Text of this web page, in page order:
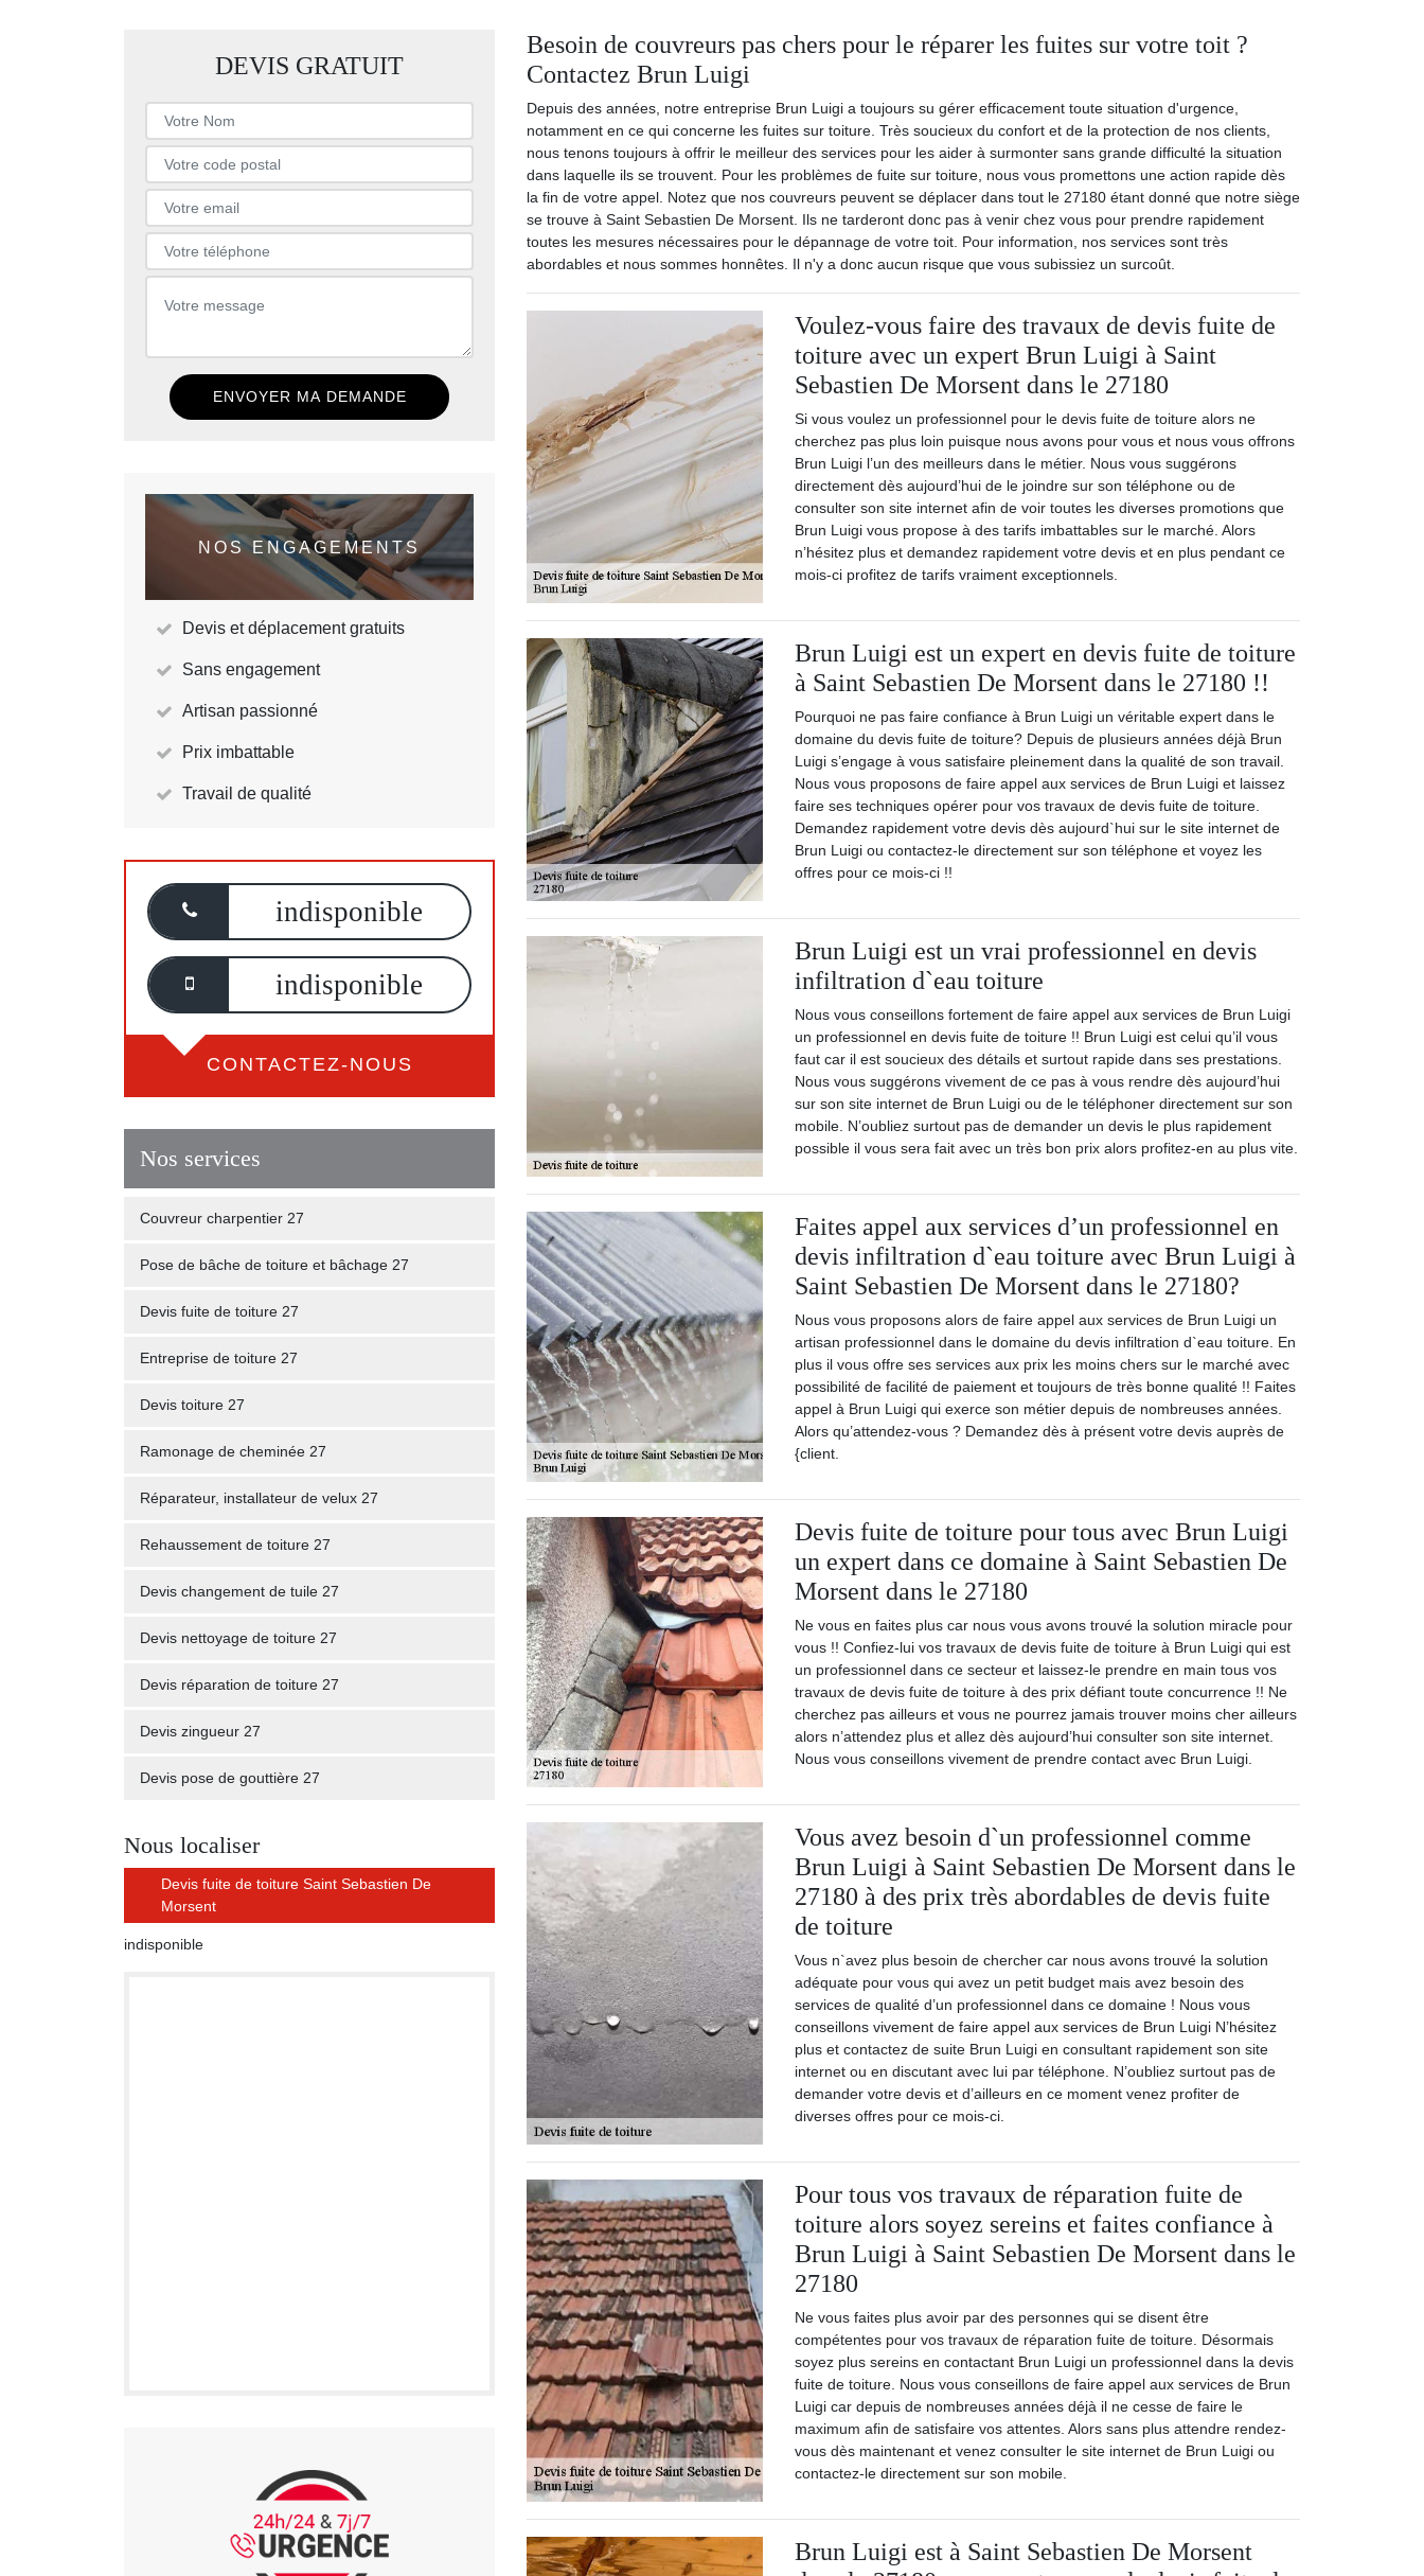
DEVIS GRATUIT
NOS ENGAGEMENTS
Devis et déplacement gratuits
Sans engagement
Artisan passionné
Prix imbattable
Travail de qualité
indisponible
indisponible
CONTACTEZ-NOUS
Nos services
Couvreur charpentier 27
Pose de bâche de toiture et bâchage 27
Devis fuite de toiture 27
Entreprise de toiture 27
Devis toiture 27
Ramonage de cheminée 27
Réparateur, installateur de velux 27
Rehaussement de toiture 27
Devis changement de tuile 27
Devis nettoyage de toiture 27
Devis réparation de toiture 27
Devis zingueur 27
Devis pose de gouttière 27
Nous localiser
Devis fuite de toiture Saint Sebastien De
Morsent
indisponible
Besoin de couvreurs pas chers pour le réparer les fuites sur votre toit ?
Contactez Brun Luigi
Depuis des années, notre entreprise Brun Luigi a toujours su gérer efficacement toute situation d'urgence,
notamment en ce qui concerne les fuites sur toiture. Très soucieux du confort et de la protection de nos clients,
nous tenons toujours à offrir le meilleur des services pour les aider à surmonter sans grande difficulté la situation
dans laquelle ils se trouvent. Pour les problèmes de fuite sur toiture, nous vous promettons une action rapide dès
la fin de votre appel. Notez que nos couvreurs peuvent se déplacer dans tout le 27180 étant donné que notre siège
se trouve à Saint Sebastien De Morsent. Ils ne tarderont donc pas à venir chez vous pour prendre rapidement
toutes les mesures nécessaires pour le dépannage de votre toit. Pour information, nos services sont très
abordables et nous sommes honnêtes. Il n'y a donc aucun risque que vous subissiez un surcoût.
Voulez-vous faire des travaux de devis fuite de
toiture avec un expert Brun Luigi à Saint
Sebastien De Morsent dans le 27180
Si vous voulez un professionnel pour le devis fuite de toiture alors ne
cherchez pas plus loin puisque nous avons pour vous et nous vous offrons
Brun Luigi l’un des meilleurs dans le métier. Nous vous suggérons
directement dès aujourd’hui de le joindre sur son téléphone ou de
consulter son site internet afin de voir toutes les diverses promotions que
Brun Luigi vous propose à des tarifs imbattables sur le marché. Alors
n’hésitez plus et demandez rapidement votre devis et en plus pendant ce
mois-ci profitez de tarifs vraiment exceptionnels.
Brun Luigi est un expert en devis fuite de toiture
à Saint Sebastien De Morsent dans le 27180 !!
Pourquoi ne pas faire confiance à Brun Luigi un véritable expert dans le
domaine du devis fuite de toiture? Depuis de plusieurs années déjà Brun
Luigi s’engage à vous satisfaire pleinement dans la qualité de son travail.
Nous vous proposons de faire appel aux services de Brun Luigi et laissez
faire ses techniques opérer pour vos travaux de devis fuite de toiture.
Demandez rapidement votre devis dès aujourd`hui sur le site internet de
Brun Luigi ou contactez-le directement sur son téléphone et voyez les
offres pour ce mois-ci !!
Brun Luigi est un vrai professionnel en devis
infiltration d`eau toiture
Nous vous conseillons fortement de faire appel aux services de Brun Luigi
un professionnel en devis fuite de toiture !! Brun Luigi est celui qu’il vous
faut car il est soucieux des détails et surtout rapide dans ses prestations.
Nous vous suggérons vivement de ce pas à vous rendre dès aujourd’hui
sur son site internet de Brun Luigi ou de le téléphoner directement sur son
mobile. N’oubliez surtout pas de demander un devis le plus rapidement
possible il vous sera fait avec un très bon prix alors profitez-en au plus vite.
Faites appel aux services d’un professionnel en
devis infiltration d`eau toiture avec Brun Luigi à
Saint Sebastien De Morsent dans le 27180?
Nous vous proposons alors de faire appel aux services de Brun Luigi un
artisan professionnel dans le domaine du devis infiltration d`eau toiture. En
plus il vous offre ses services aux prix les moins chers sur le marché avec
possibilité de facilité de paiement et toujours de très bonne qualité !! Faites
appel à Brun Luigi qui exerce son métier depuis de nombreuses années.
Alors qu’attendez-vous ? Demandez dès à présent votre devis auprès de
{client.
Devis fuite de toiture pour tous avec Brun Luigi
un expert dans ce domaine à Saint Sebastien De
Morsent dans le 27180
Ne vous en faites plus car nous vous avons trouvé la solution miracle pour
vous !! Confiez-lui vos travaux de devis fuite de toiture à Brun Luigi qui est
un professionnel dans ce secteur et laissez-le prendre en main tous vos
travaux de devis fuite de toiture à des prix défiant toute concurrence !! Ne
cherchez pas ailleurs et vous ne pourrez jamais trouver moins cher ailleurs
alors n’attendez plus et allez dès aujourd’hui consulter son site internet.
Nous vous conseillons vivement de prendre contact avec Brun Luigi.
Vous avez besoin d`un professionnel comme
Brun Luigi à Saint Sebastien De Morsent dans le
27180 à des prix très abordables de devis fuite
de toiture
Vous n`avez plus besoin de chercher car nous avons trouvé la solution
adéquate pour vous qui avez un petit budget mais avez besoin des
services de qualité d’un professionnel dans ce domaine ! Nous vous
conseillons vivement de faire appel aux services de Brun Luigi N’hésitez
plus et contactez de suite Brun Luigi en consultant rapidement son site
internet ou en discutant avec lui par téléphone. N’oubliez surtout pas de
demander votre devis et d’ailleurs en ce moment venez profiter de
diverses offres pour ce mois-ci.
Pour tous vos travaux de réparation fuite de
toiture alors soyez sereins et faites confiance à
Brun Luigi à Saint Sebastien De Morsent dans le
27180
Ne vous faites plus avoir par des personnes qui se disent être
compétentes pour vos travaux de réparation fuite de toiture. Désormais
soyez plus sereins en contactant Brun Luigi un professionnel dans la devis
fuite de toiture. Nous vous conseillons de faire appel aux services de Brun
Luigi car depuis de nombreuses années déjà il ne cesse de faire le
maximum afin de satisfaire vos attentes. Alors sans plus attendre rendez-
vous dès maintenant et venez consulter le site internet de Brun Luigi ou
contactez-le directement sur son mobile.
Brun Luigi est à Saint Sebastien De Morsent